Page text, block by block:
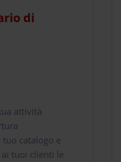
di
attività
catalogo e
tuoi clienti le